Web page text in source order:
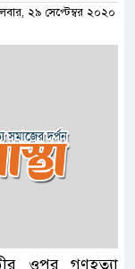
২৯ সেপ্টেম্বর ২০২০
ওপর গণহত্যা